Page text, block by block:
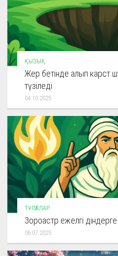
ҚЫЗЫҚ
Жер бетінде алып карст
түзіледі
04.10.2025
ТҰЛҒАЛАР
Зороастр ежелгі
06.07.2025